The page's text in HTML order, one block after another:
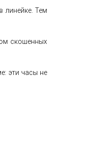
линейке. Тем
скошенных
эти часы не